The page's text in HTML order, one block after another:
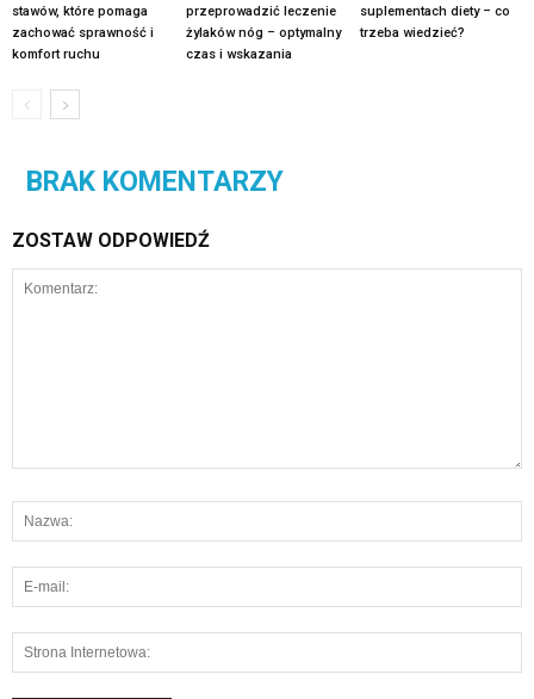
stawów, które pomaga
zachować sprawność i
komfort ruchu
przeprowadzić leczenie
żylaków nóg – optymalny
czas i wskazania
suplementach diety – co
trzeba wiedzieć?
BRAK KOMENTARZY
ZOSTAW ODPOWIEDŹ